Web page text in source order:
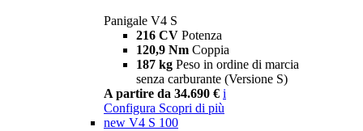
Panigale V4 S
216 CV Potenza
120,9 Nm Coppia
187 kg Peso in ordine di marcia
senza carburante (Versione S)
A partire da 34.690 € i
Configura Scopri di più
new V4 S 100